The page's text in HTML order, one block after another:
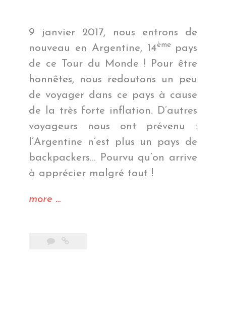
9 janvier 2017, nous entrons de
nouveau en Argentine, 14ème
pays
de ce Tour du Monde ! Pour être
honnêtes, nous redoutons un peu
de voyager dans ce pays à cause
de la très forte inflation. D’autres
voyageurs nous ont prévenu :
l’Argentine n’est plus un pays de
backpackers… Pourvu qu’on arrive
à apprécier malgré tout !
more « Une
rando… »
…